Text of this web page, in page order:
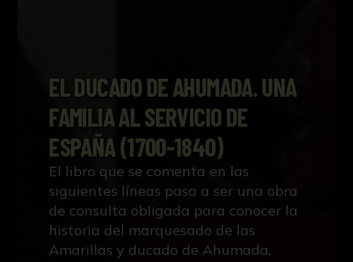
EL DUCADO DE AHUMADA. UNA
FAMILIA AL SERVICIO DE
ESPAÑA (1700-1840)
El libro que se comenta en las
siguientes líneas pasa a ser una obra
de consulta obligada para conocer la
historia del marquesado de las
Amarillas y ducado de Ahumada,